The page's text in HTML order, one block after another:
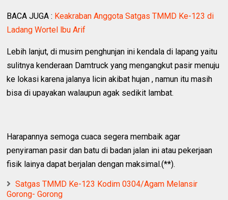
BACA JUGA : Keakraban Anggota Satgas TMMD Ke-123 di
Ladang Wortel lbu Arif
Lebih lanjut, di musim penghunjan ini kendala di lapang yaitu
sulitnya kenderaan Damtruck yang mengangkut pasir menuju
ke lokasi karena jalanya licin akibat hujan , namun itu masih
bisa di upayakan walaupun agak sedikit lambat.
Harapannya semoga cuaca segera membaik agar
penyiraman pasir dan batu di badan jalan ini atau pekerjaan
fisik lainya dapat berjalan dengan maksimal.(**).
Satgas TMMD Ke-123 Kodim 0304/Agam Melansir
Gorong- Gorong